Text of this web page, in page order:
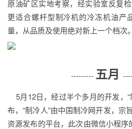
原油矿区实地考察，经实验室反复
更适合螺杆型制冷机的冷冻机油产
量，从品质及使用绝对新上一个档次。
--------- 五月
5月12日，经过半个多月的开发，
布，“制冷人”由中国制冷网开发，宗
资源发布的平台，此次由微信小程